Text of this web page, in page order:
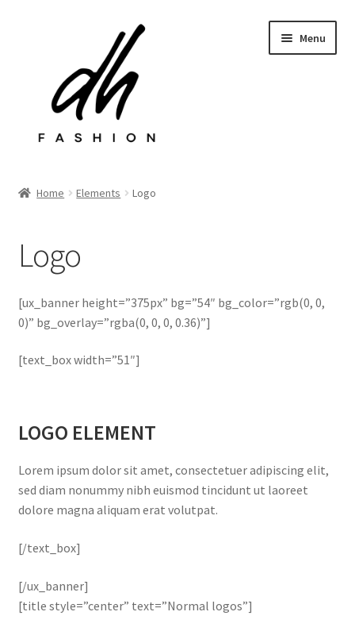
Menu
Kontakt
Home Elements Logo
Logo
[ux_banner height=”375px” bg=”54″ bg_color=”rgb(0, 0,
0)” bg_overlay=”rgba(0, 0, 0, 0.36)”]
[text_box width=”51″]
LOGO ELEMENT
Lorem ipsum dolor sit amet, consectetuer adipiscing elit,
sed diam nonummy nibh euismod tincidunt ut laoreet
dolore magna aliquam erat volutpat.
[/text_box]
[/ux_banner]
[title style=”center” text=”Normal logos”]